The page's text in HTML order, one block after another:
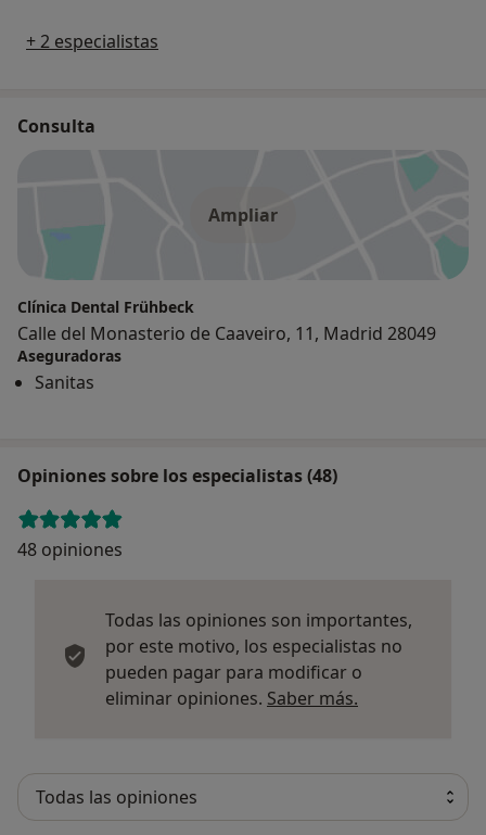
+ 2 especialistas
Consulta
Ampliar
Clínica Dental Frühbeck
Calle del Monasterio de Caaveiro, 11, Madrid 28049
Aseguradoras
Sanitas
Opiniones sobre los especialistas (48)
48 opiniones
Todas las opiniones son importantes,
por este motivo, los especialistas no
pueden pagar para modificar o
eliminar opiniones. Saber más.